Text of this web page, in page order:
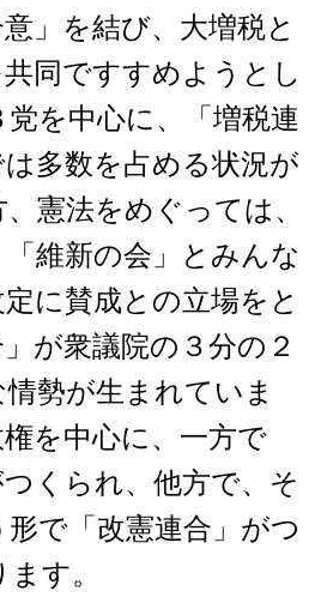
」を結び、大増税と
同ですすめようとし
を中心に、「増税連
多数を占める状況が
憲法をめぐっては、
維新の会」とみんな
に賛成との立場をと
が衆議院の３分の２
勢が生まれていま
を中心に、一方で
つくられ、他方で、そ
で「改憲連合」がつ
す。